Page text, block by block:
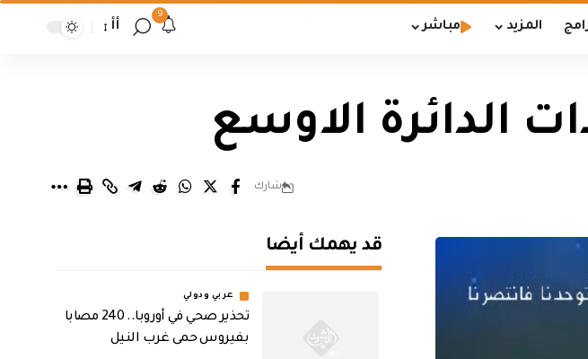
المزيد مباشر
9
أأ
الدائرة الاوسع
شارك
قد يهمك أيضا
عربي ودولي
تحذير صحي في أوروبا.. 240 مصابا
بفيروس حمى غرب النيل